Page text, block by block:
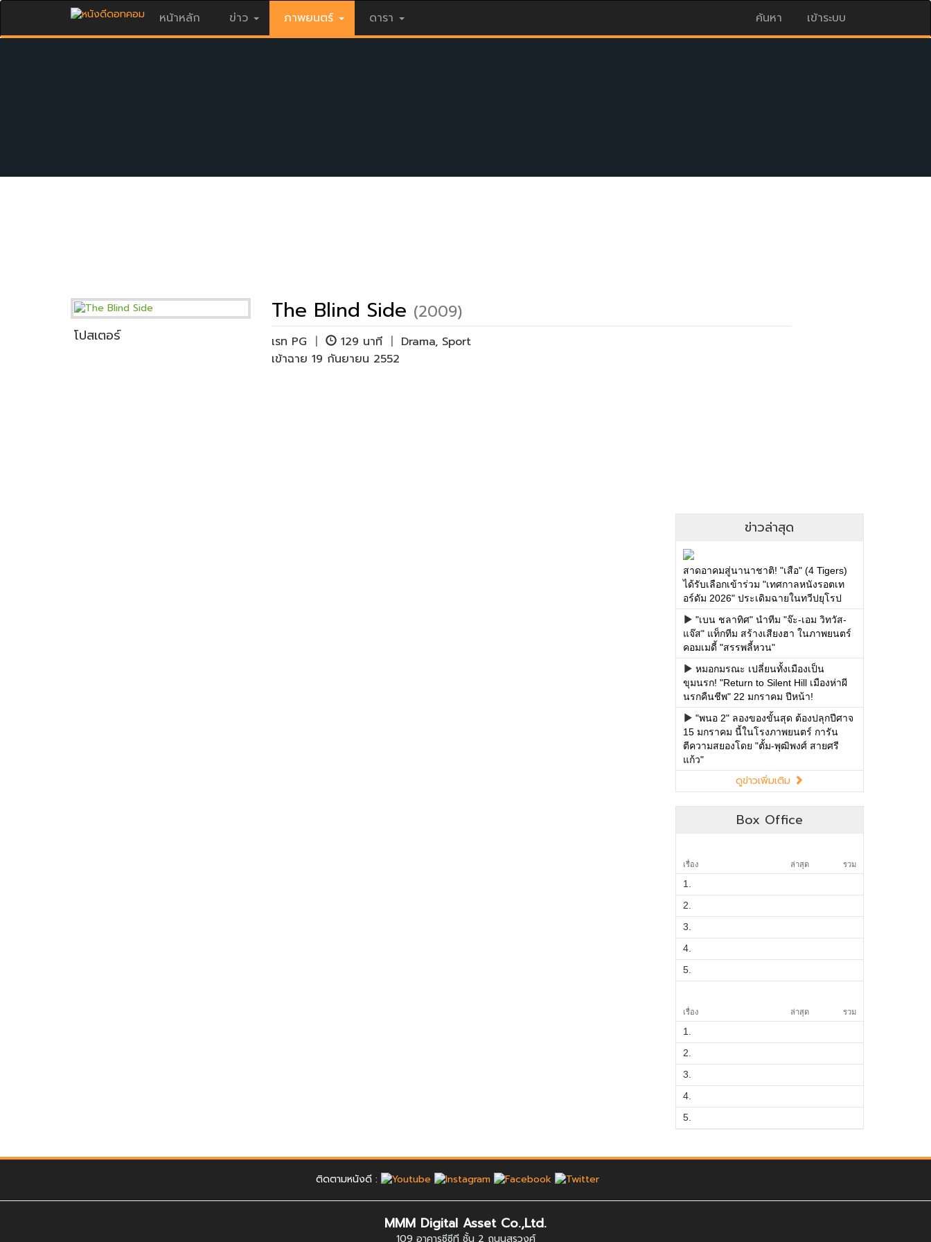
หน้าหลัก ข่าว ภาพยนตร์ ดารา ค้นหา เข้าระบบ
The Blind Side (2009)
เรท PG | 129 นาที | Drama, Sport
เข้าฉาย 19 กันยายน 2552
โปสเตอร์
ข่าวล่าสุด
สาดอาคมสู่นานาชาติ! "เสือ" (4 Tigers)
ได้รับเลือกเข้าร่วม "เทศกาลหนังรอตเท
อร์ดัม 2026" ประเดิมฉายในทวีปยุโรป
"เบน ชลาทิศ" นำทีม "จ๊ะ-เอม วิทวัส-
แจ๊ส" แท็กทีม สร้างเสียงฮา ในภาพยนตร์
คอมเมดี้ "สรรพลี้หวน"
หมอกมรณะ เปลี่ยนทั้งเมืองเป็น
ขุมนรก! "Return to Silent Hill เมืองห่าผี
นรกคืนชีพ" 22 มกราคม ปีหน้า!
"พนอ 2" ลองของขั้นสุด ต้องปลุกปีศาจ
15 มกราคม นี้ในโรงภาพยนตร์ การัน
ตีความสยองโดย "ตั้ม-พุฒิพงศ์ สายศรี
แก้ว"
ดูข่าวเพิ่มเติม
Box Office
เรื่อง ล่าสุด รวม
1.
2.
3.
4.
5.
เรื่อง ล่าสุด รวม
1.
2.
3.
4.
5.
ติดตามหนังดี :
MMM Digital Asset Co.,Ltd.
109 อาคารซีซีที ชั้น 2 ถนนสุรวงศ์